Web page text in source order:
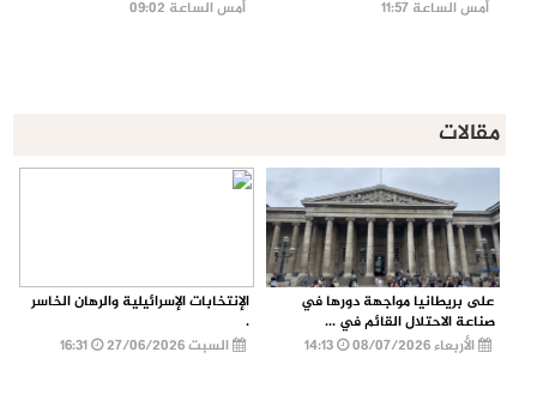
أمس الساعة 11:57
أمس الساعة 09:02
مقالات
على بريطانيا مواجهة دورها في
صناعة الاحتلال القائم في ...
الأربعاء 08/07/2026
الإنتخابات الإسرائيلية والرهان الخاسر
.
السبت 27/06/2026
16:31